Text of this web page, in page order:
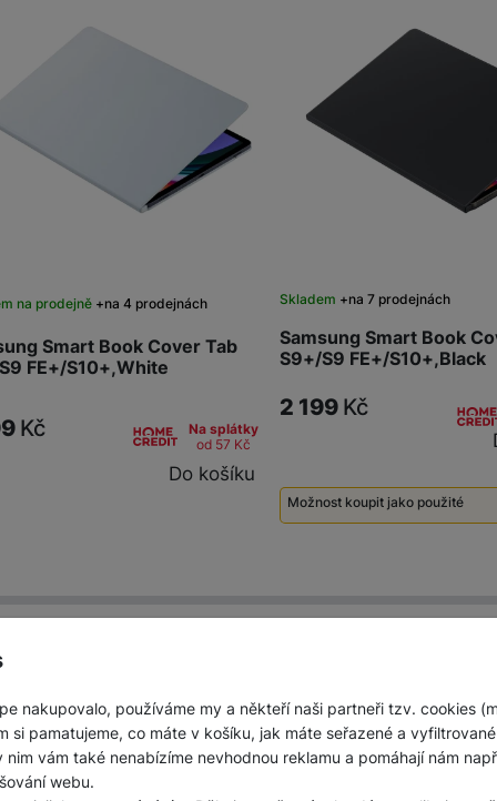
nakupovalo, používáme my a někteří naši partneři tzv. cookies
si pamatujeme, co máte v košíku, jak máte seřazené a
nim vám také nenabízíme nevhodnou reklamu a pomáhají nám
webu.
Smart Book Cover Tab
FE+/S10+,White
na prodejně na 4 prodejnách
Kč
Na splátky
od 57 Kč
Do košíku
Samsung Smart Book
S9+/S9 FE+/S10+,Black
Skladem na 7 prodejnách
2 199 Kč
Možnost koupit jako použité
místa
zároveň slouží i jako výdejní
Objednejte nad 10